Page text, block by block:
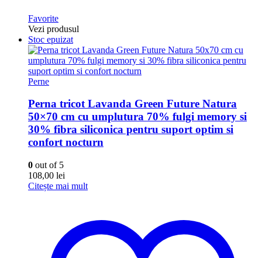
Favorite
Vezi produsul
Stoc epuizat
Perne
Perna tricot Lavanda Green Future Natura
50×70 cm cu umplutura 70% fulgi memory si
30% fibra siliconica pentru suport optim si
confort nocturn
0 out of 5
108,00 lei
Citește mai mult